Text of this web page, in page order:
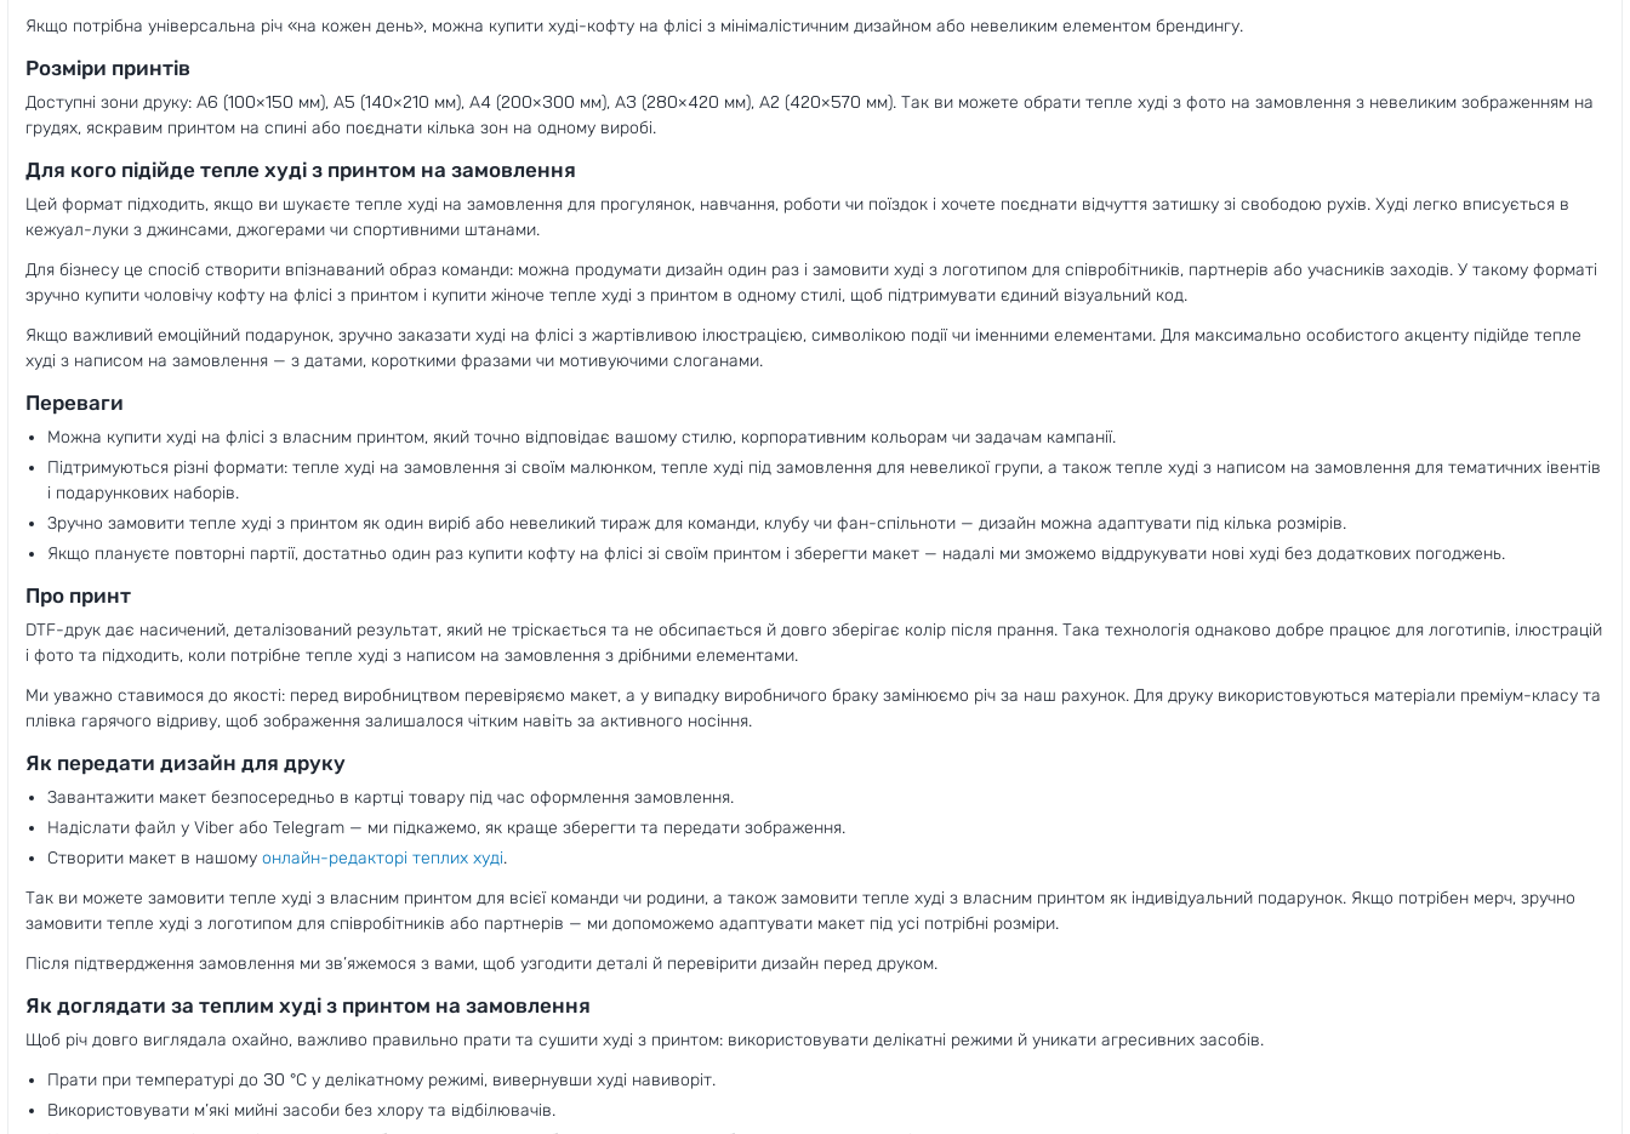
Якщо потрібна універсальна річ «на кожен день», можна купити худі-кофту на флісі з мінімалістичним дизайном або невеликим елементом брендингу.
Розміри принтів
Доступні зони друку: A6 (100×150 мм), A5 (140×210 мм), A4 (200×300 мм), A3 (280×420 мм), A2 (420×570 мм). Так ви можете обрати тепле худі з фото на замовлення з невеликим зображенням на
грудях, яскравим принтом на спині або поєднати кілька зон на одному виробі.
Для кого підійде тепле худі з принтом на замовлення
Цей формат підходить, якщо ви шукаєте тепле худі на замовлення для прогулянок, навчання, роботи чи поїздок і хочете поєднати відчуття затишку зі свободою рухів. Худі легко вписується в
кежуал-луки з джинсами, джогерами чи спортивними штанами.
Для бізнесу це спосіб створити впізнаваний образ команди: можна продумати дизайн один раз і замовити худі з логотипом для співробітників, партнерів або учасників заходів. У такому форматі
зручно купити чоловічу кофту на флісі з принтом і купити жіноче тепле худі з принтом в одному стилі, щоб підтримувати єдиний візуальний код.
Якщо важливий емоційний подарунок, зручно заказати худі на флісі з жартівливою ілюстрацією, символікою події чи іменними елементами. Для максимально особистого акценту підійде тепле
худі з написом на замовлення — з датами, короткими фразами чи мотивуючими слоганами.
Переваги
Можна купити худі на флісі з власним принтом, який точно відповідає вашому стилю, корпоративним кольорам чи задачам кампанії.
Підтримуються різні формати: тепле худі на замовлення зі своїм малюнком, тепле худі під замовлення для невеликої групи, а також тепле худі з написом на замовлення для тематичних івентів
і подарункових наборів.
Зручно замовити тепле худі з принтом як один виріб або невеликий тираж для команди, клубу чи фан-спільноти — дизайн можна адаптувати під кілька розмірів.
Якщо плануєте повторні партії, достатньо один раз купити кофту на флісі зі своїм принтом і зберегти макет — надалі ми зможемо віддрукувати нові худі без додаткових погоджень.
Про принт
DTF-друк дає насичений, деталізований результат, який не тріскається та не обсипається й довго зберігає колір після прання. Така технологія однаково добре працює для логотипів, ілюстрацій
і фото та підходить, коли потрібне тепле худі з написом на замовлення з дрібними елементами.
Ми уважно ставимося до якості: перед виробництвом перевіряємо макет, а у випадку виробничого браку замінюємо річ за наш рахунок. Для друку використовуються матеріали преміум-класу та
плівка гарячого відриву, щоб зображення залишалося чітким навіть за активного носіння.
Як передати дизайн для друку
Завантажити макет безпосередньо в картці товару під час оформлення замовлення.
Надіслати файл у Viber або Telegram — ми підкажемо, як краще зберегти та передати зображення.
Створити макет в нашому онлайн-редакторі теплих худі.
Так ви можете замовити тепле худі з власним принтом для всієї команди чи родини, а також замовити тепле худі з власним принтом як індивідуальний подарунок. Якщо потрібен мерч, зручно
замовити тепле худі з логотипом для співробітників або партнерів — ми допоможемо адаптувати макет під усі потрібні розміри.
Після підтвердження замовлення ми зв’яжемося з вами, щоб узгодити деталі й перевірити дизайн перед друком.
Як доглядати за теплим худі з принтом на замовлення
Щоб річ довго виглядала охайно, важливо правильно прати та сушити худі з принтом: використовувати делікатні режими й уникати агресивних засобів.
Прати при температурі до 30 °C у делікатному режимі, вивернувши худі навиворіт.
Використовувати м’які мийні засоби без хлору та відбілювачів.